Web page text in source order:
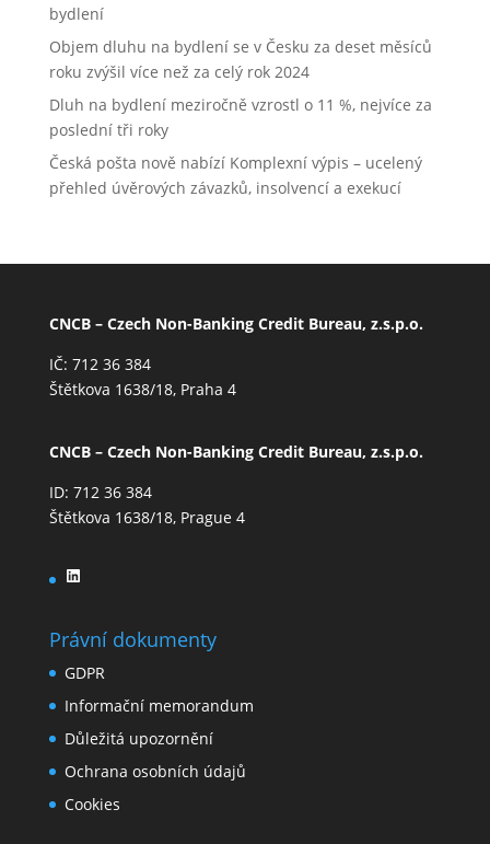
bydlení
Objem dluhu na bydlení se v Česku za deset měsíců
roku zvýšil více než za celý rok 2024
Dluh na bydlení meziročně vzrostl o 11 %, nejvíce za
poslední tři roky
Česká pošta nově nabízí Komplexní výpis – ucelený
přehled úvěrových závazků, insolvencí a exekucí
CNCB – Czech Non-Banking Credit Bureau, z.s.p.o.
IČ: 712 36 384
Štětkova 1638/18, Praha 4
CNCB – Czech Non-Banking Credit Bureau, z.s.p.o.
ID: 712 36 384
Štětkova 1638/18, Prague 4
LinkedIn
Právní dokumenty
GDPR
Informační memorandum
Důležitá upozornění
Ochrana osobních údajů
Cookies